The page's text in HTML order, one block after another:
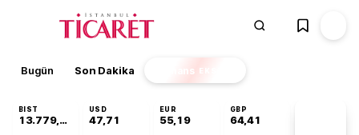
Bugün Son Dakika Finans EKSTRA
BIST
13.779,39
USD
47,71
EUR
55,19
GBP
64,41